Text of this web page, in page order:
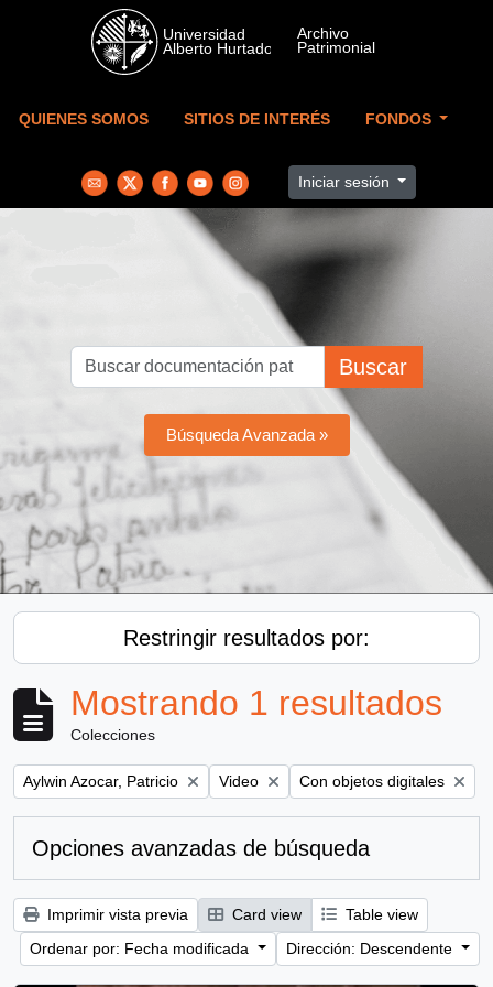
Skip to main content
QUIENES SOMOS SITIOS DE INTERÉS FONDOS
Iniciar sesión
Buscar
Búsqueda Avanzada »
Restringir resultados por:
Mostrando 1 resultados
Colecciones
Remove filter:
Aylwin Azocar, Patricio Remove filter:
Video Remove filter:
Con objetos digitales
Opciones avanzadas de búsqueda
Imprimir vista previa Card view
Table view
Ordenar por: Fecha modificada
Dirección: Descendente